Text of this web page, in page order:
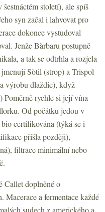
století), ale spíš
syn začal i lahvovat pro
dokonce vystudoval
Jenže Bàrbaru postupně
a tak se odtrhla a rozjela
Sòtil (strop) a Trispol
výrobu dlaždic), když
Poměrně rychle si její vína
Od počátku jedou v
certifikována (týká se i
přišla později),
filtrace minimální nebo
Callet doplněné o
Macerace a fermentace každé
sudech z amerického a